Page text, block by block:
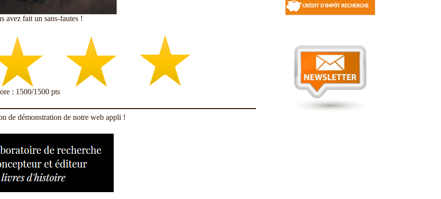
avez fait un sans-fautes !
: 1500/1500 pts
de démonstration de notre web appli !